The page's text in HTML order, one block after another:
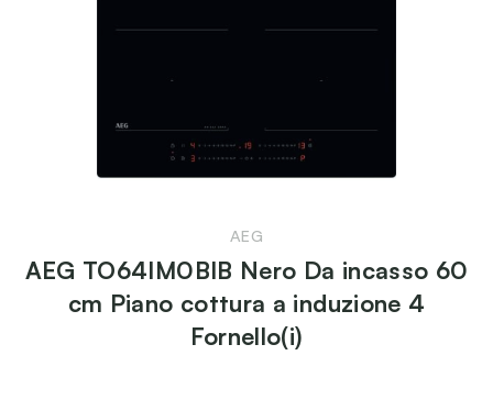
AEG
AEG TO64IM0BIB Nero Da incasso 60
cm Piano cottura a induzione 4
Fornello(i)